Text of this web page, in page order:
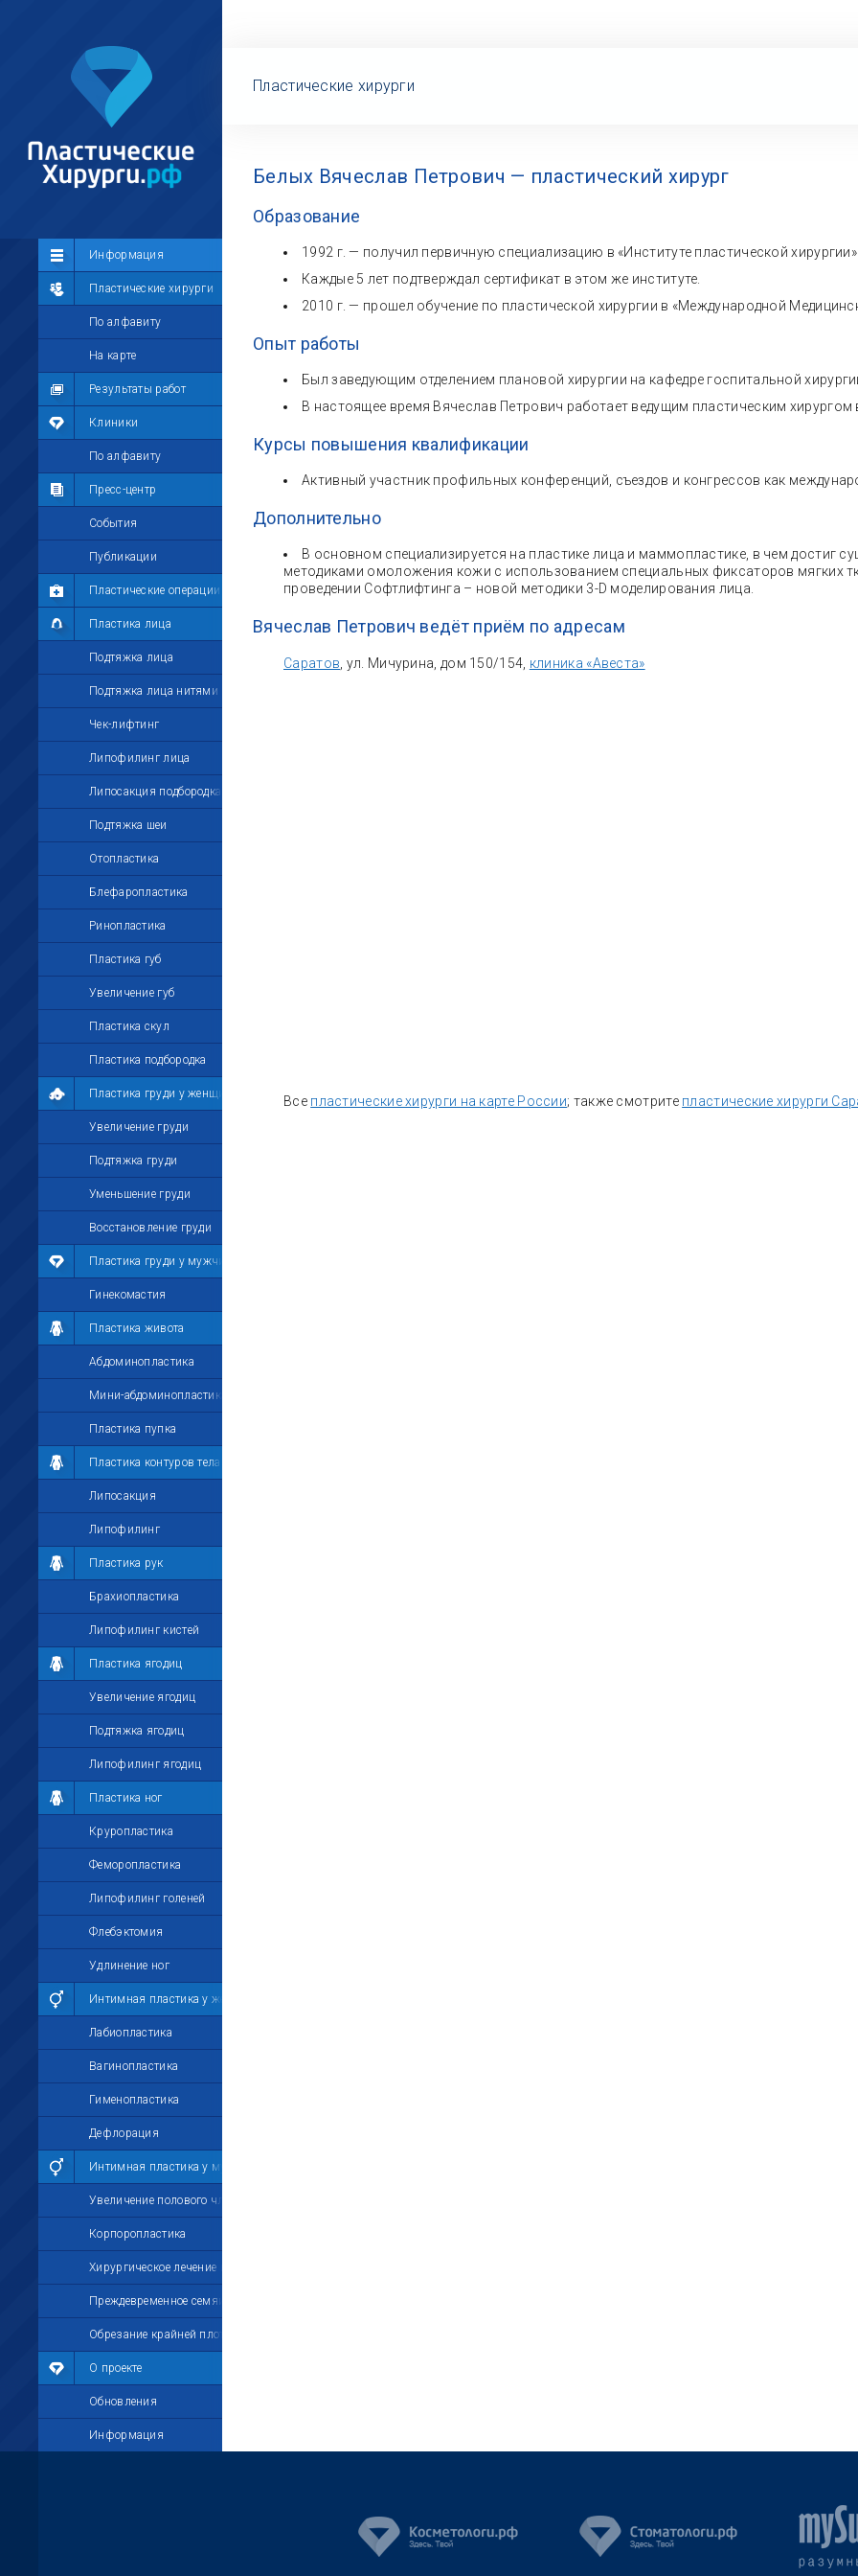
Информация
Пластические хирурги
По алфавиту
На карте
Результаты работ
Клиники
По алфавиту
Пресс-центр
События
Публикации
Пластические операции
Пластика лица
Подтяжка лица
Подтяжка лица нитями
Чек-лифтинг
Липофилинг лица
Липосакция подбородка
Подтяжка шеи
Отопластика
Блефаропластика
Ринопластика
Пластика губ
Увеличение губ
Пластика скул
Пластика подбородка
Пластика груди у женщин
Увеличение груди
Подтяжка груди
Уменьшение груди
Восстановление груди
Пластика груди у мужчин
Гинекомастия
Пластика живота
Абдоминопластика
Мини-абдоминопластика
Пластика пупка
Пластика контуров тела
Липосакция
Липофилинг
Пластика рук
Брахиопластика
Липофилинг кистей
Пластика ягодиц
Увеличение ягодиц
Подтяжка ягодиц
Липофилинг ягодиц
Пластика ног
Круропластика
Феморопластика
Липофилинг голеней
Флебэктомия
Удлинение ног
Интимная пластика у женщин
Лабиопластика
Вагинопластика
Гименопластика
Дефлорация
Интимная пластика у мужчин
Увеличение полового члена
Корпоропластика
Хирургическое лечение импотенции
Преждевременное семяизвержение
Обрезание крайней плоти
О проекте
Обновления
Информация
Сообщество
Лента
Участники
Мой профиль
Мои сообщения
Мои фотографии
Мои комментарии
Мои друзья
Моё избранное
Мои настройки
Пластические хирурги
Белых Вячеслав Петрович — пластический хирург
Образование
1992 г. — получил первичную специализацию в «Институте пластической хирургии»
Каждые 5 лет подтверждал сертификат в этом же институте.
2010 г. — прошел обучение по пластической хирургии в «Международной
Опыт работы
Был заведующим отделением плановой хирургии на кафедре госпитальной
В настоящее время Вячеслав Петрович работает ведущим пластическим хирургом
Курсы повышения квалификации
Активный участник профильных конференций, съездов и конгрессов как
Дополнительно
В основном специализируется на пластике лица и маммопластике, в чем достиг
методиками омоложения кожи с использованием специальных фиксаторов мягких
проведении Софтлифтинга – новой методики 3-D моделирования лица.
Вячеслав Петрович ведёт приём по адресам
Саратов , ул. Мичурина, дом 150/154, клиника «Авеста»
Все пластические хирурги на карте России; также смотрите пластические хирурги